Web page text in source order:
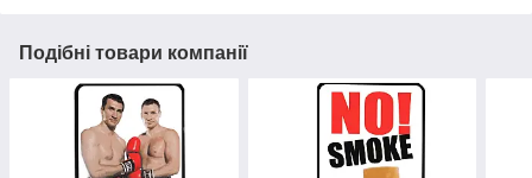
Подібні товари компанії